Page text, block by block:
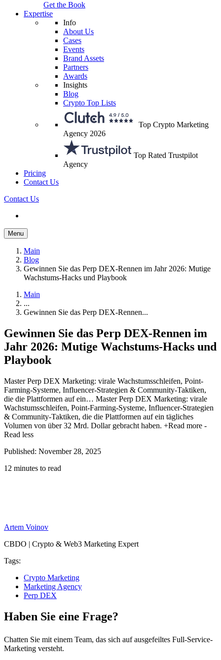
Get the Book
Expertise
Info
About Us
Cases
Events
Brand Assets
Partners
Awards
Insights
Blog
Crypto Top Lists
Top Crypto Marketing
Agency 2026
Top Rated Trustpilot
Agency
Pricing
Contact Us
Contact Us
Menu
Main
Blog
Gewinnen Sie das Perp DEX-Rennen im Jahr 2026: Mutige
Wachstums-Hacks und Playbook
Main
...
Gewinnen Sie das Perp DEX-Rennen...
Gewinnen Sie das Perp DEX-Rennen im
Jahr 2026: Mutige Wachstums-Hacks und
Playbook
Master Perp DEX Marketing: virale Wachstumsschleifen, Point-
Farming-Systeme, Influencer-Strategien & Community-Taktiken,
die die Plattformen auf ein… Master Perp DEX Marketing: virale
Wachstumsschleifen, Point-Farming-Systeme, Influencer-Strategien
& Community-Taktiken, die die Plattformen auf ein tägliches
Volumen von über 32 Mrd. Dollar gebracht haben. +Read more -
Read less
Published: November 28, 2025
12 minutes to read
Artem Voinov
CBDO | Crypto & Web3 Marketing Expert
Tags:
Crypto Marketing
Marketing Agency
Perp DEX
Haben Sie eine Frage?
Chatten Sie mit einem Team, das sich auf ausgefeiltes Full-Service-
Marketing versteht.